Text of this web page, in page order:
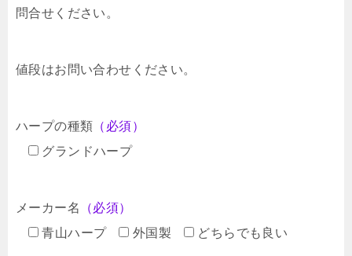
問合せください。
値段はお問い合わせください。
ハープの種類 （必須）
グランドハープ
メーカー名
（必須）
青山ハープ
外国製 どちらでも良い